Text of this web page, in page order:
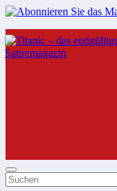
Zum
Inhalt
springen